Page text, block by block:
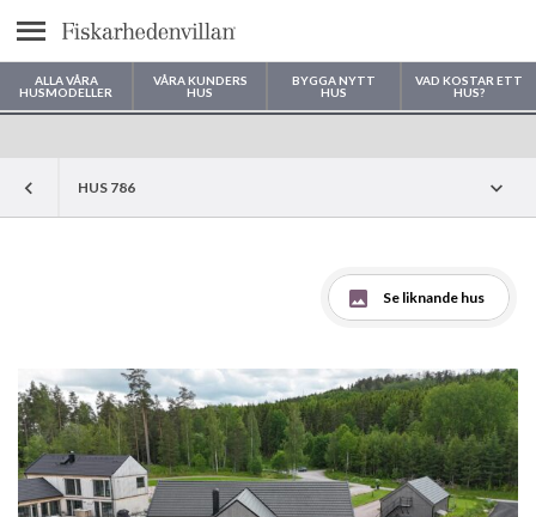
Meny
ALLA VÅRA
HUSMODELLER
VÅRA KUNDERS
HUS
BYGGA NYTT
HUS
VAD KOSTAR ETT
HUS?
Var vill du bygga ditt hus?
HUS 786
Se liknande hus